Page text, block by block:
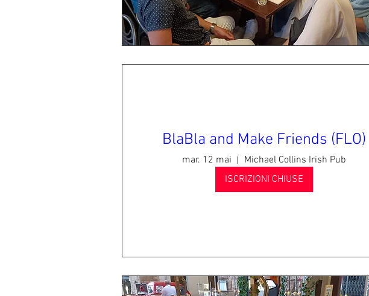
BlaBla and Make Friends (FLO)
mar. 12 mai
Michael Collins Irish Pub
ISCRIZIONI CHIUSE